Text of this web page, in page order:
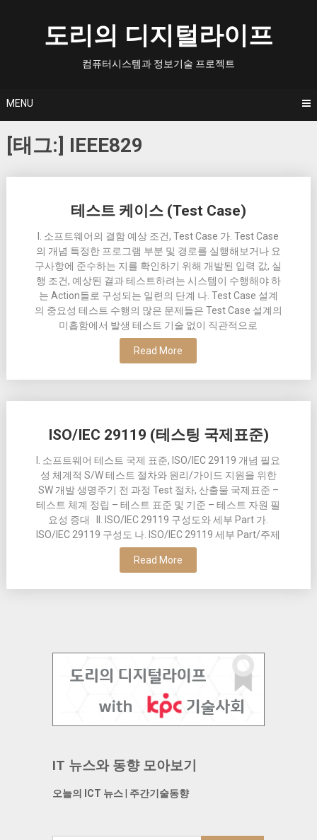
도리의 디지털라이프
컴퓨터시스템과 정보기술 프로젝트
MENU
[태그:] IEEE829
테스트 케이스 (Test Case)
I. 소프트웨어의 결함 예상 조건, Test Case 가. Test Case
의 개념 특정한 프로그램 부분 및 경로를 실행해보거나 요
구사항에 준수하는 지를 확인하기 위해 개발된 입력 값, 실
행 조건, 예상된 결과 테스트하려는 시스템이 수행해야 하
는 Action들로 구성되는 일련의 단계 나. Test Case 설계
의 중요성 테스트 수행의 많은 문제들은 Test Case 설계의
미흡함에서 발생 테스트 기술 없이 직관적으로
Read More
ISO/IEC 29119 (테스팅 국제표준)
I. 소프트웨어 테스트 국제 표준, ISO/IEC 29119 개념 필요
성 체계적 S/W 테스트 절차와 원리/가이드 지원을 위한
SW 개발 생명주기 전 과정 Test 절차, 산출물 국제표준 –
테스트 체계 정립 – 테스트 표준 및 기준 – 테스트 자원 필
요성 증대 II. ISO/IEC 29119 구성도와 세부 Part 가.
ISO/IEC 29119 구성도 나. ISO/IEC 29119 세부 Part/주제
Read More
navigation
IT 뉴스와 동향 모아보기
오늘의 ICT 뉴스| 주간기술동향